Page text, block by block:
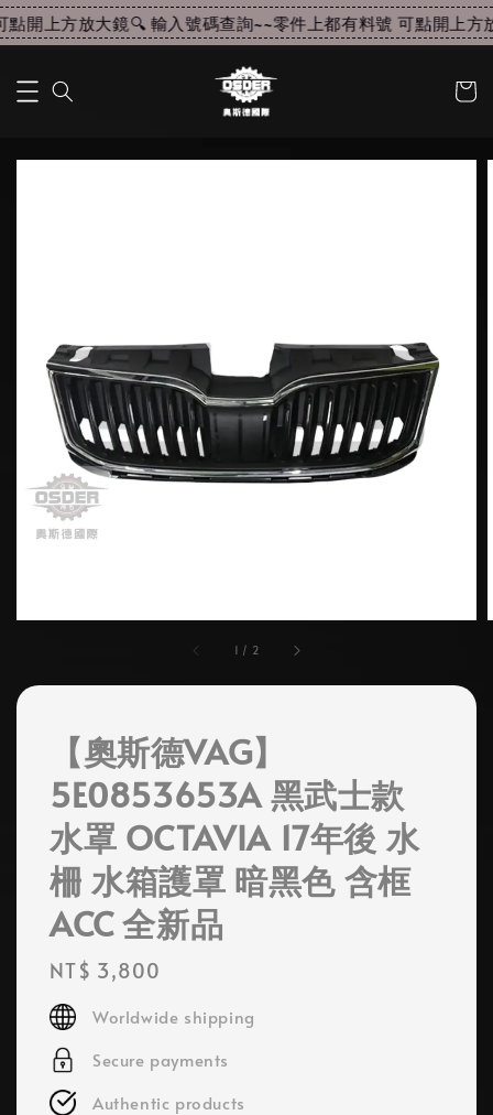
開上方放大鏡🔍 輸入號碼查詢~~零件上都有料號 可點開上方
1 / 2
【奧斯德VAG】
5E0853653A 黑武士款
水罩 OCTAVIA 17年後 水
柵 水箱護罩 暗黑色 含框
ACC 全新品
Regular
price
NT$ 3,800
Worldwide shipping
Secure payments
Authentic products